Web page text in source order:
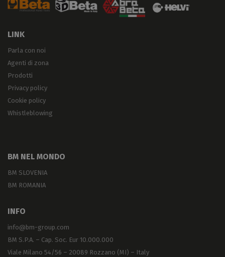
LINK
Parla con noi
Agenti di zona
Prodotti
Privacy policy
Cookie policy
Whistleblowing
BM NEL MONDO
BM SLOVENIA
BM ROMANIA
INFO
info@bm-group.com
BM S.P.A. – Cap. Soc. Eur 10.000.000
Viale Milano 54/56 – 20089 Rozzano (MI) – Italy